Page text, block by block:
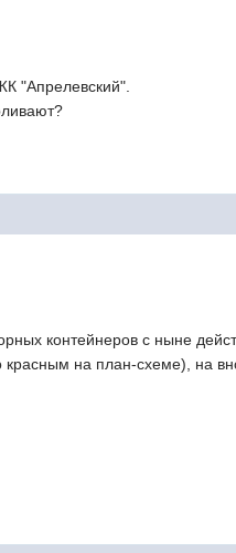
"Апрелевский".
контейнеров с ныне
на план-схеме), на